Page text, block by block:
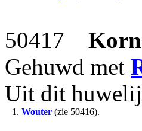
50417
Gehuwd met
Uit dit
1. Wouter (zie 50416).